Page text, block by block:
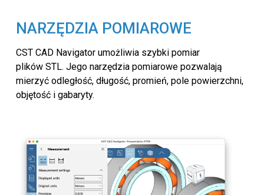
NARZĘDZIA POMIAROWE
CST CAD Navigator umożliwia szybki pomiar
plików STL. Jego narzędzia pomiarowe pozwalają
mierzyć odległość, długość, promień, pole powierzchni,
objętość i gabaryty.